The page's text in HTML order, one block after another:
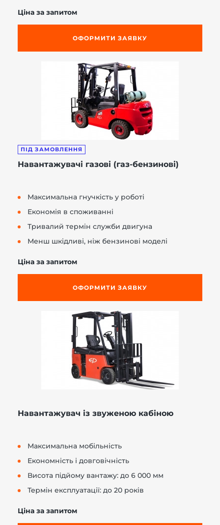
Ціна за запитом
ОФОРМИТИ ЗАЯВКУ
ПІД ЗАМОВЛЕННЯ
Навантажувачі газові (газ-бензинові)
Максимальна гнучкість у роботі
Економія в споживанні
Тривалий термін служби двигуна
Менш шкідливі, ніж бензинові моделі
Ціна за запитом
ОФОРМИТИ ЗАЯВКУ
Навантажувач із звуженою кабіною
Максимальна мобільність
Економність і довговічність
Висота підйому вантажу: до 6 000 мм
Термін експлуатації: до 20 років
Ціна за запитом